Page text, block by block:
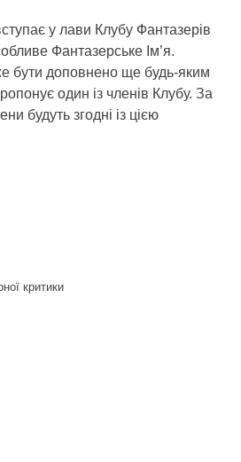
у лави Клубу Фантазерів
Фантазерське Ім’я.
бути доповнено ще будь-яким
один із членів Клубу. За
будуть згодні із цією
критики